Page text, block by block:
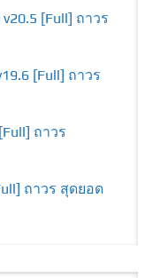
[Full] ถาวร
[Full] ถาวร
ถาวร
ถาวร สุดยอด